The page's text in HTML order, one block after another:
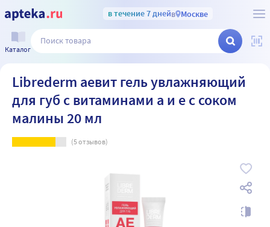
в течение 7 днейв Москве
Каталог
Librederm аевит гель увлажняющий
для губ с витаминами а и е с соком
малины 20 мл
(5отзывов)